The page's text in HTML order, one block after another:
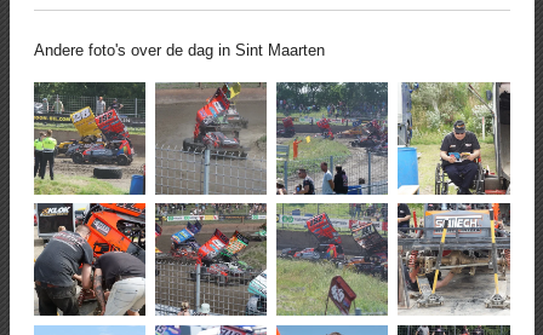
Andere foto's over de dag in Sint Maarten